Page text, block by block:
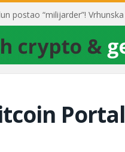
Portal